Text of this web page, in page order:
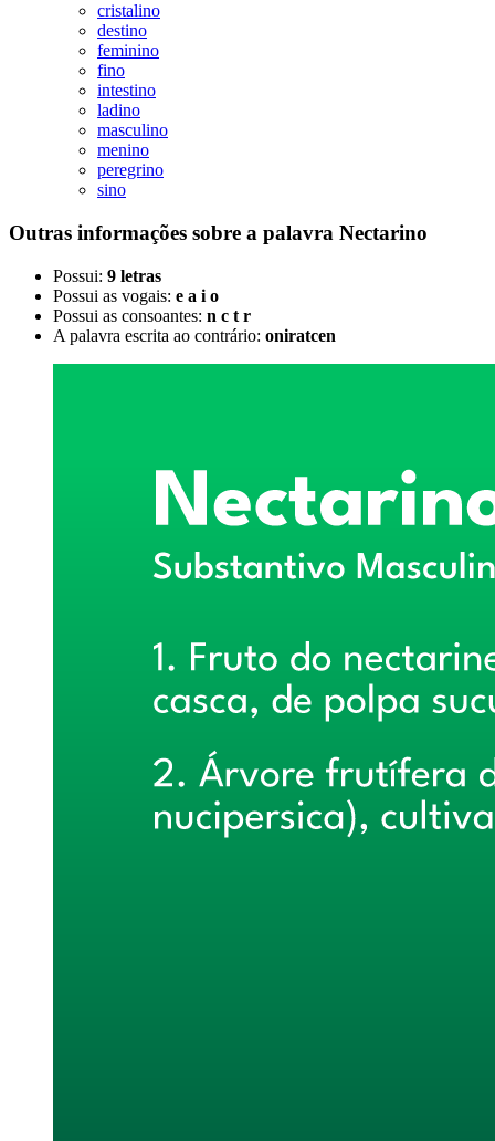
cristalino
destino
feminino
fino
intestino
ladino
masculino
menino
peregrino
sino
Outras informações sobre a palavra Nectarino
Possui: 9 letras
Possui as vogais: e a i o
Possui as consoantes: n c t r
A palavra escrita ao contrário: oniratcen